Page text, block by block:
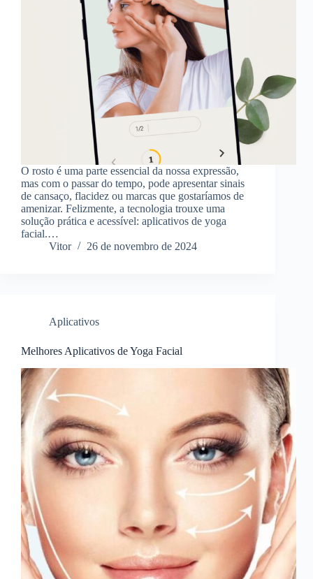
O rosto é uma parte essencial da nossa expressão,
mas com o passar do tempo, pode apresentar sinais
de cansaço, flacidez ou marcas que gostaríamos de
amenizar. Felizmente, a tecnologia trouxe uma
solução prática e acessível: aplicativos de yoga
facial.…
Vitor
26 de novembro de 2024
Aplicativos
Melhores Aplicativos de Yoga Facial